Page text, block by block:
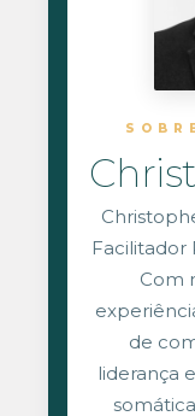
Facilitador
Com
de
liderança